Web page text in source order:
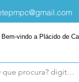
vindo a Plácido de